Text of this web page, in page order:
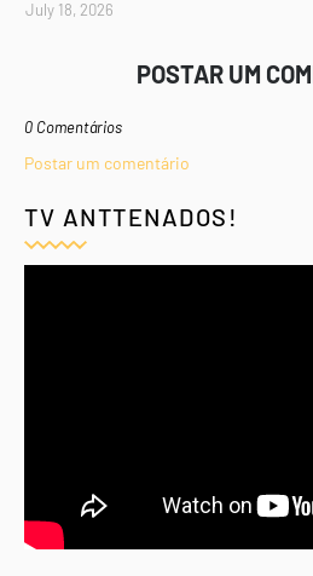
July 18, 2026
POSTAR UM
0 Comentários
Postar um comentário
TV ANTTENADOS!